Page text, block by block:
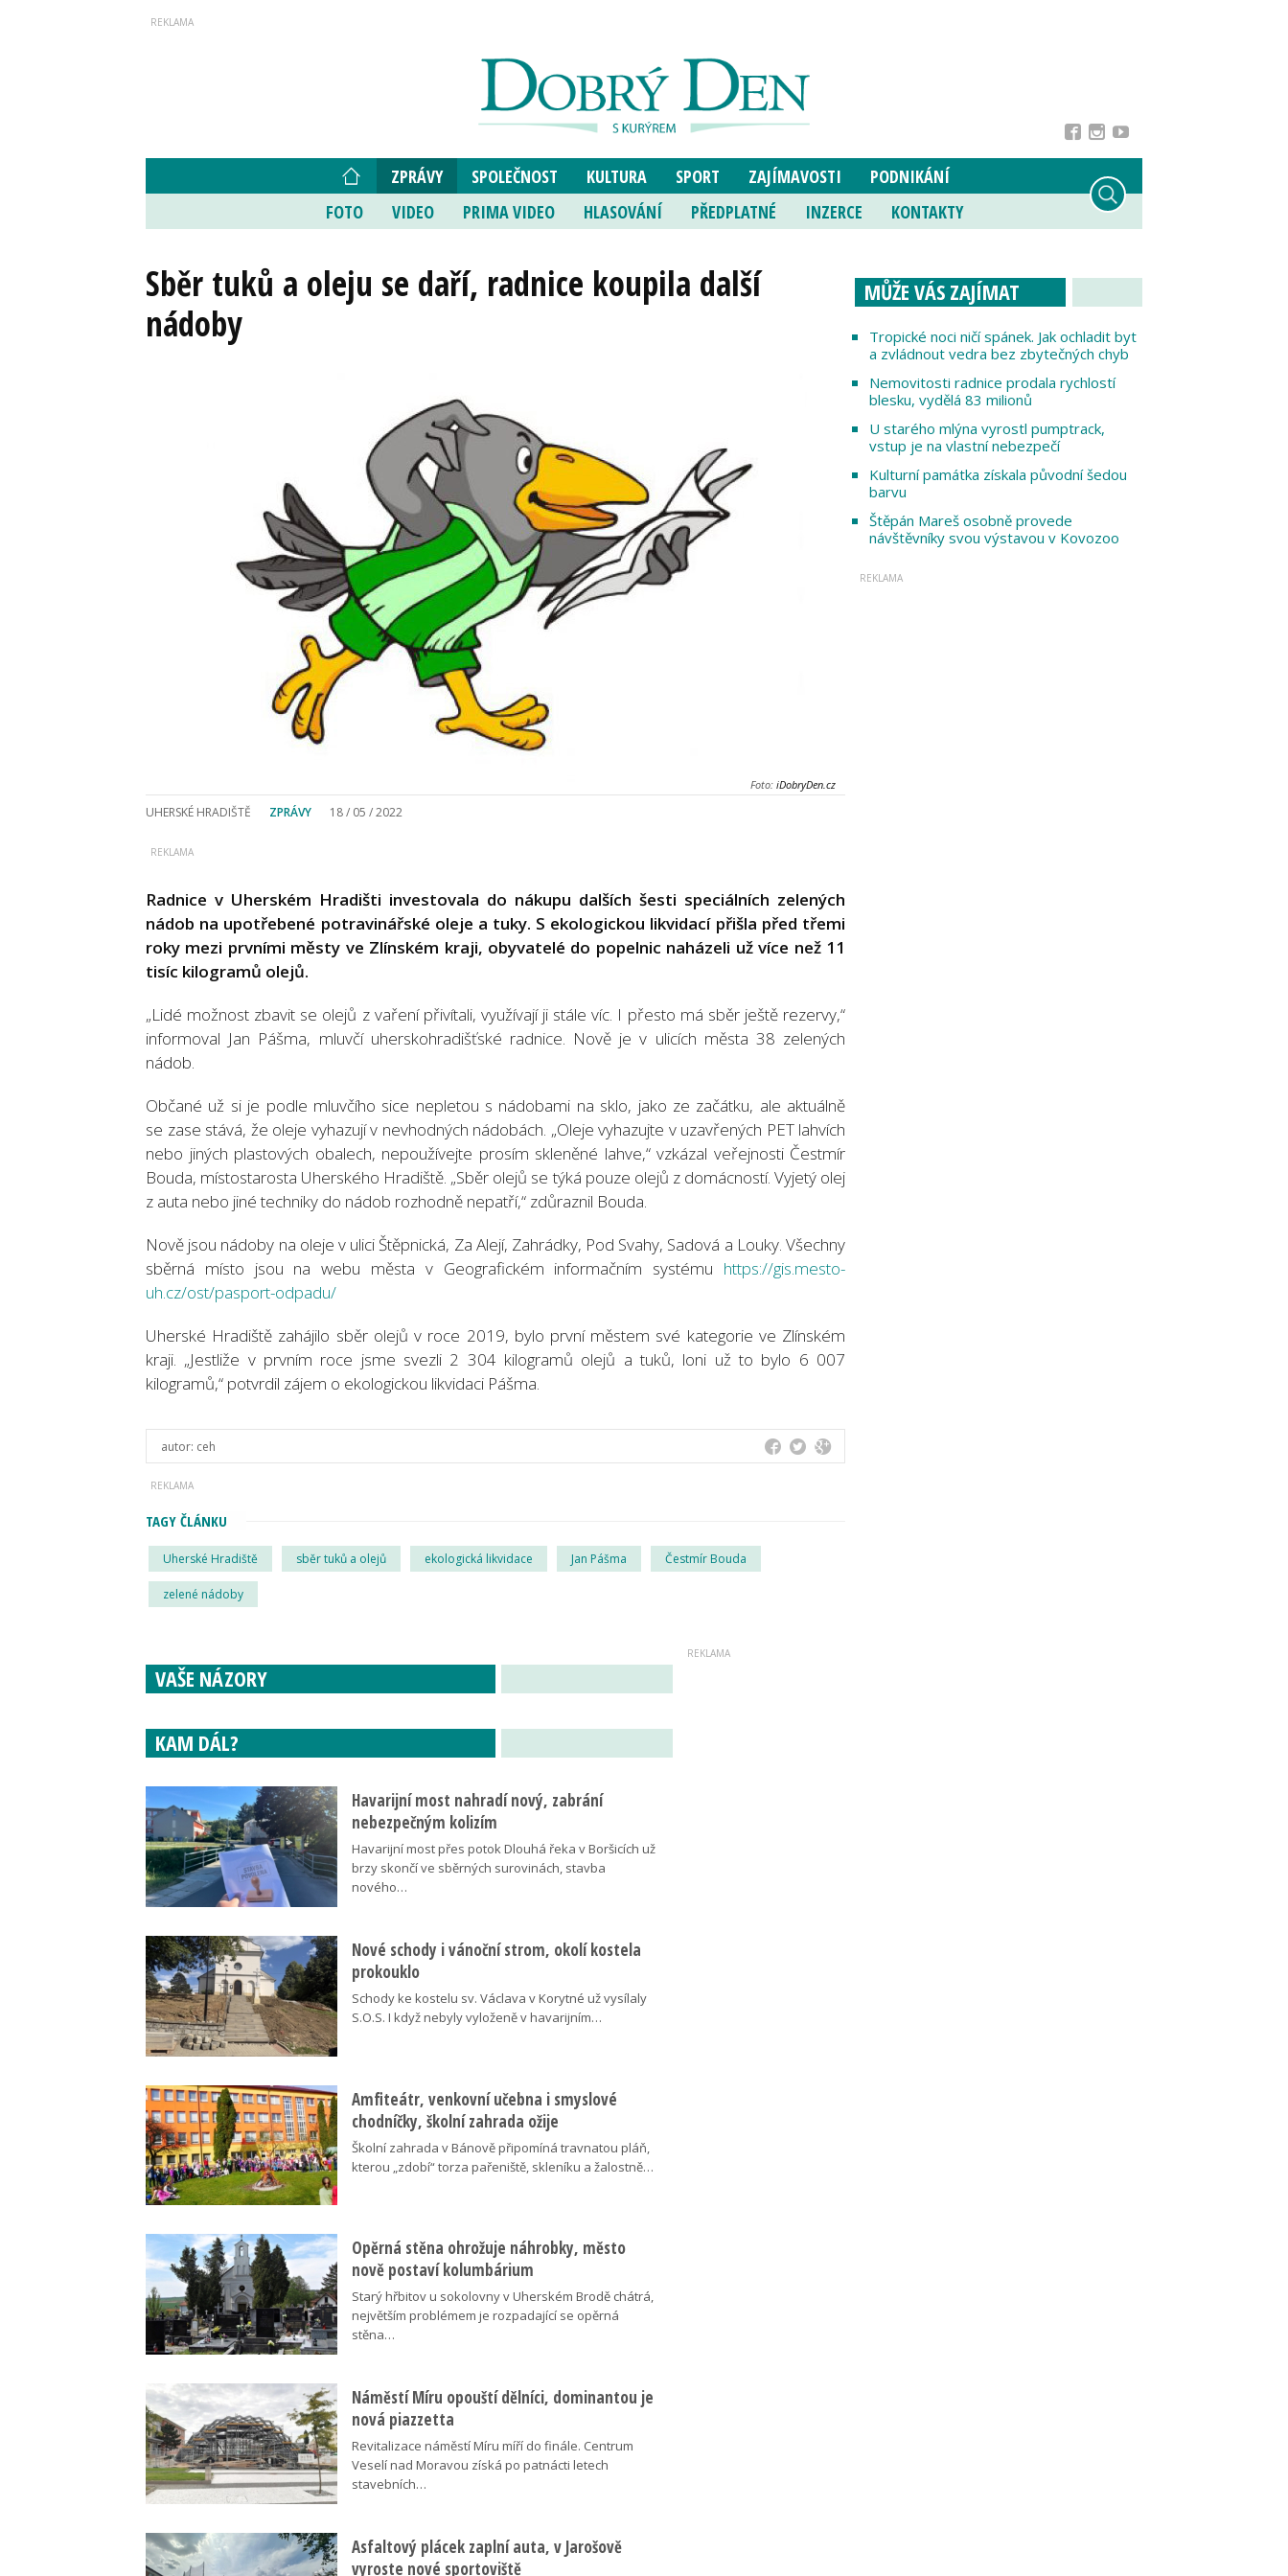
ZPRÁVY SPOLEČNOST KULTURA SPORT ZAJÍMAVOSTI
PODNIKÁNÍ
FOTO
VIDEO PRIMA VIDEO HLASOVÁNÍ PŘEDPLATNÉ INZERCE KONTAKTY
Sběr tuků a oleju se daří, radnice koupila další
nádoby
Foto: iDobryDen.cz
UHERSKÉ HRADIŠTĚ ZPRÁVY 18 / 05 / 2022
Radnice v Uherském Hradišti investovala do nákupu dalších šesti speciálních zelených
nádob na upotřebené potravinářské oleje a tuky. S ekologickou likvidací přišla před třemi
roky mezi prvními městy ve Zlínském kraji, obyvatelé do popelnic naházeli už více než 11
tisíc kilogramů olejů.
„Lidé možnost zbavit se olejů z vaření přivítali, využívají ji stále víc. I přesto má sběr ještě rezervy,“
informoval Jan Pášma, mluvčí uherskohradišťské radnice. Nově je v ulicích města 38 zelených
nádob.
Občané už si je podle mluvčího sice nepletou s nádobami na sklo, jako ze začátku, ale aktuálně
se zase stává, že oleje vyhazují v nevhodných nádobách. „Oleje vyhazujte v uzavřených PET lahvích
nebo jiných plastových obalech, nepoužívejte prosím skleněné lahve,“ vzkázal veřejnosti Čestmír
Bouda, místostarosta Uherského Hradiště. „Sběr olejů se týká pouze olejů z domácností. Vyjetý olej
z auta nebo jiné techniky do nádob rozhodně nepatří,“ zdůraznil Bouda.
Nově jsou nádoby na oleje v ulici Štěpnická, Za Alejí, Zahrádky, Pod Svahy, Sadová a Louky. Všechny
sběrná místo jsou na webu města v Geografickém informačním systému https://gis.mesto-
uh.cz/ost/pasport-odpadu/
Uherské Hradiště zahájilo sběr olejů v roce 2019, bylo první městem své kategorie ve Zlínském
kraji. „Jestliže v prvním roce jsme svezli 2 304 kilogramů olejů a tuků, loni už to bylo 6 007
kilogramů,“ potvrdil zájem o ekologickou likvidaci Pášma.
autor: ceh
TAGY ČLÁNKU
Uherské Hradiště sběr tuků a olejů ekologická likvidace Jan Pášma Čestmír Bouda
zelené nádoby
MŮŽE VÁS ZAJÍMAT
Tropické noci ničí spánek. Jak ochladit byt
a zvládnout vedra bez zbytečných chyb
Nemovitosti radnice prodala rychlostí
blesku, vydělá 83 milionů
U starého mlýna vyrostl pumptrack,
vstup je na vlastní nebezpečí
Kulturní památka získala původní šedou
barvu
Štěpán Mareš osobně provede
návštěvníky svou výstavou v Kovozoo
VAŠE NÁZORY
KAM DÁL?
Havarijní most nahradí nový, zabrání
nebezpečným kolizím
Havarijní most přes potok Dlouhá řeka v Boršicích už
brzy skončí ve sběrných surovinách, stavba
nového…
Nové schody i vánoční strom, okolí kostela
prokouklo
Schody ke kostelu sv. Václava v Korytné už vysílaly
S.O.S. I když nebyly vyloženě v havarijním…
Amfiteátr, venkovní učebna i smyslové
chodníčky, školní zahrada ožije
Školní zahrada v Bánově připomíná travnatou pláň,
kterou „zdobí“ torza pařeniště, skleníku a žalostně…
Opěrná stěna ohrožuje náhrobky, město
nově postaví kolumbárium
Starý hřbitov u sokolovny v Uherském Brodě chátrá,
největším problémem je rozpadající se opěrná
stěna…
Náměstí Míru opouští dělníci, dominantou je
nová piazzetta
Revitalizace náměstí Míru míří do finále. Centrum
Veselí nad Moravou získá po patnácti letech
stavebních…
Asfaltový plácek zaplní auta, v Jarošově
vyroste nové sportoviště